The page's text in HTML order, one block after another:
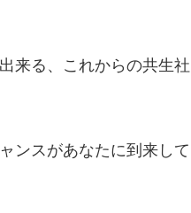
来る、これからの共生社
ンスがあなたに到来して